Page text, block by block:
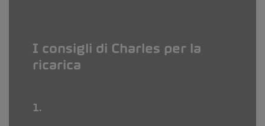
I consigli di Charles per la
ricarica
1.